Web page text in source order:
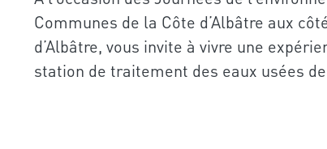
Communes de la Côte d’Albâtre aux
d’Albâtre, vous invite à vivre une
station de traitement des eaux usées